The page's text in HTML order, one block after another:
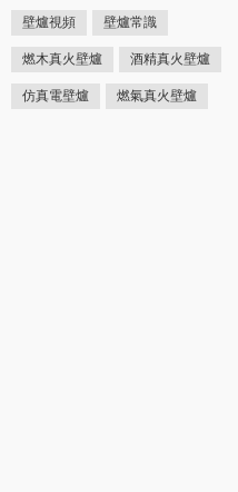
壁爐視頻 壁爐常識
燃木真火壁爐 酒精真火壁爐
仿真電壁爐 燃氣真火壁爐